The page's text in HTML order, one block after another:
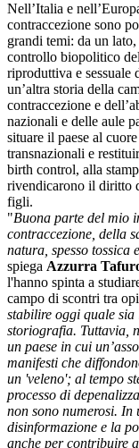
Nell’Italia e
contraccezione sono
grandi temi: da un
controllo biopolitico
riproduttiva e sessuale
un’altra storia della
contraccezione e
nazionali e delle aule
situare il paese al
transnazionali e
birth control, alla
rivendicarono il diritto
figli.
"Buona parte del mio
contraccezione, della
natura, spesso
spiega Azzurra
l'hanno spinta a
campo di scontri tra
stabilire oggi quale
storiografia. Tuttavia,
un paese in cui
manifesti che
un 'veleno'; al tempo
processo di
non sono numerosi. In
disinformazione e la
anche per contribuire